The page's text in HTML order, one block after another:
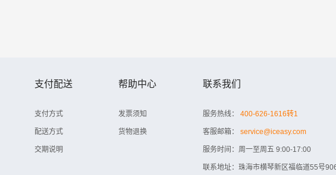
支付配送
支付方式
配送方式
交期说明
帮助中心
发票须知
货物退换
联系我们
服务热线：400-626-1616转1
客服邮箱：service@iceasy.com
服务时间：周一至周五 9:00-17:00
联系地址：珠海市横琴新区福临道55号